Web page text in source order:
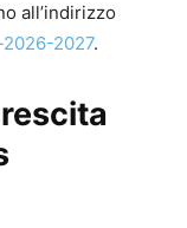
all’indirizzo
2027.